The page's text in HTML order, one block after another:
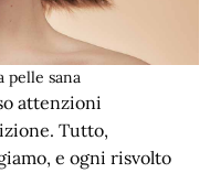
pelle sana
attenzioni
Tutto,
e ogni risvolto